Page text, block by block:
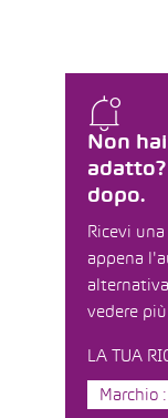
Non
dopo.
Ricevi
appena
vedere
LA TUA
Marchio